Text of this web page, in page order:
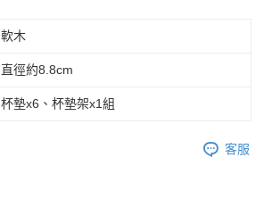
軟木
直徑約8.8cm
杯墊x6、杯墊架x1組
客服